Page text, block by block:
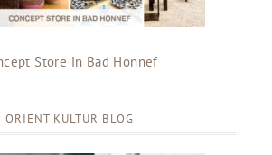
Store in Bad Honnef
ORIENT KULTUR BLOG